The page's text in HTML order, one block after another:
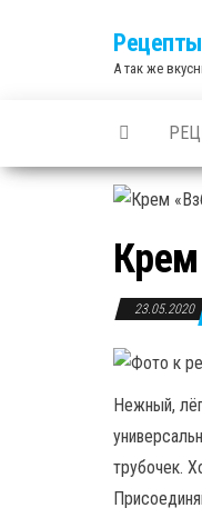
А так же
23.05.2020
Нежный,
трубочек.